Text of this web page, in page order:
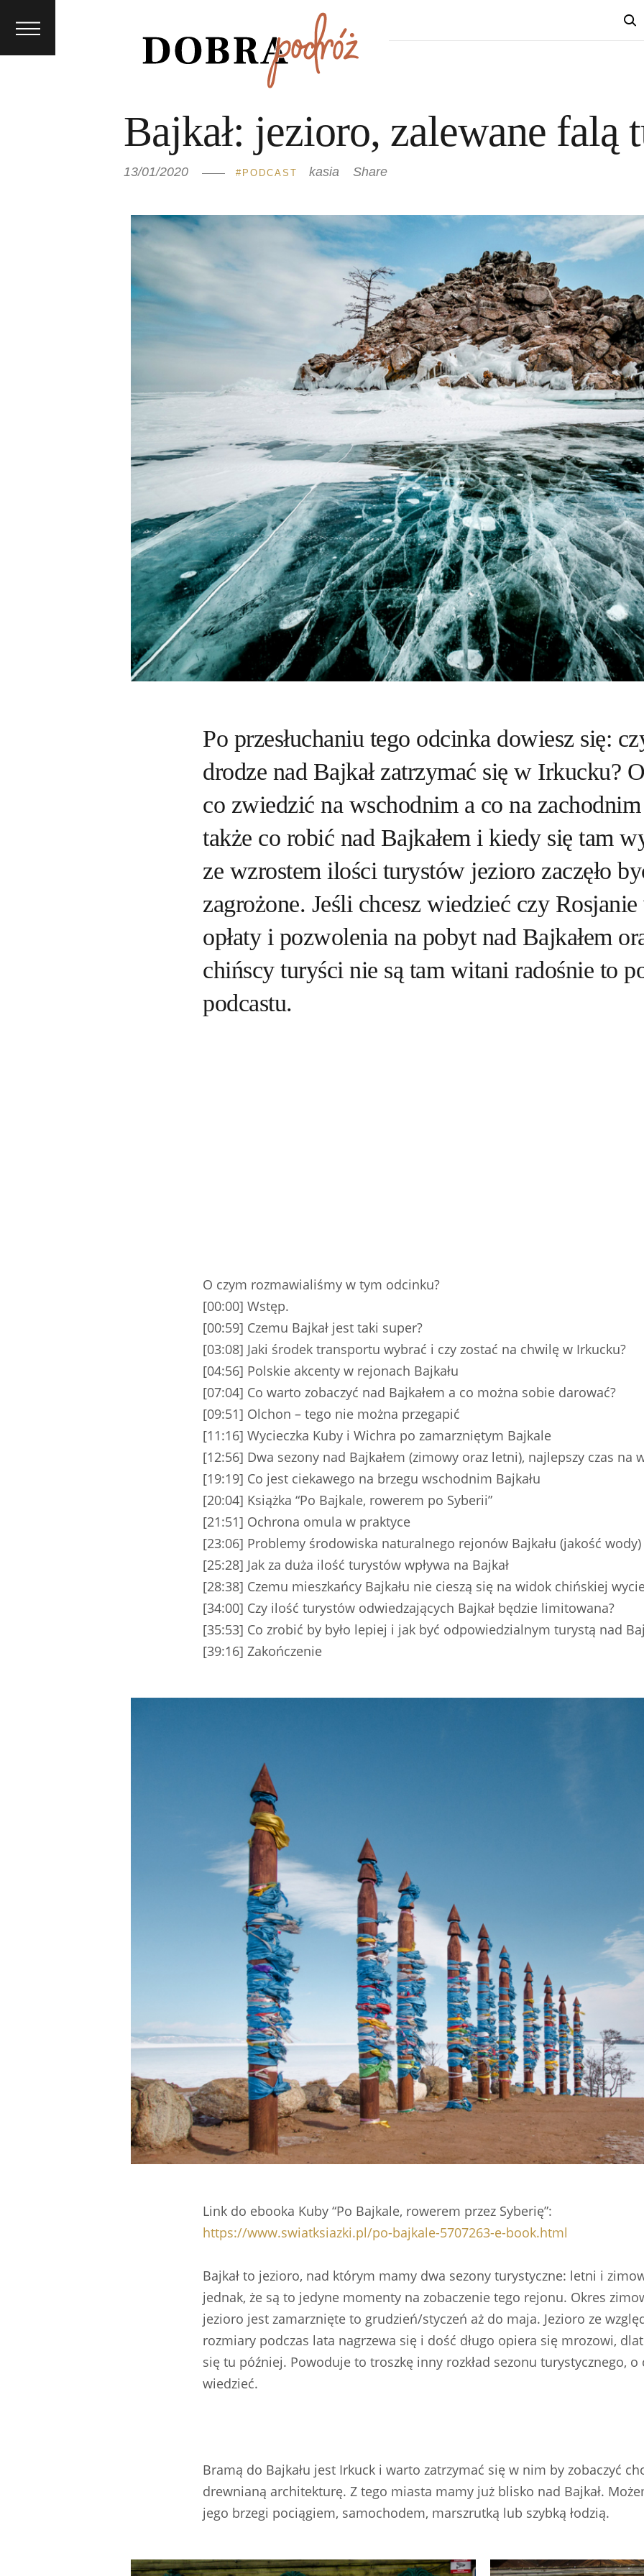
Bajkał: jezioro, zalewane falą
13/01/2020 PODCAST kasia Share
Po przesłuchaniu tego odcinka dowiesz się:
drodze nad Bajkał zatrzymać się w Irkucku?
co zwiedzić na wschodnim a co na
także co robić nad Bajkałem i kiedy się tam
ze wzrostem ilości turystów jezioro zaczęło
zagrożone. Jeśli chcesz wiedzieć czy
opłaty i pozwolenia na pobyt nad Bajkałem
chińscy turyści nie są tam witani radośnie to
podcastu.
O czym rozmawialiśmy w tym odcinku?
[00:00] Wstęp.
[00:59] Czemu Bajkał jest taki super?
[03:08] Jaki środek transportu wybrać i czy zostać na chwilę w Irkucku?
[04:56] Polskie akcenty w rejonach Bajkału
[07:04] Co warto zobaczyć nad Bajkałem a co można sobie darować?
[09:51] Olchon – tego nie można przegapić
[11:16] Wycieczka Kuby i Wichra po zamarzniętym Bajkale
[12:56] Dwa sezony nad Bajkałem (zimowy oraz letni), najlepszy czas na
[19:19] Co jest ciekawego na brzegu wschodnim Bajkału
[20:04] Książka “Po Bajkale, rowerem po Syberii”
[21:51] Ochrona omula w praktyce
[23:06] Problemy środowiska naturalnego rejonów Bajkału (jakość wody)
[25:28] Jak za duża ilość turystów wpływa na Bajkał
[28:38] Czemu mieszkańcy Bajkału nie cieszą się na widok chińskiej
[34:00] Czy ilość turystów odwiedzających Bajkał będzie limitowana?
[35:53] Co zrobić by było lepiej i jak być odpowiedzialnym turystą nad
[39:16] Zakończenie
Link do ebooka Kuby “Po Bajkale, rowerem przez Syberię”:
https://www.swiatksiazki.pl/po-bajkale-5707263-e-book.html
Bajkał to jezioro, nad którym mamy dwa sezony turystyczne: letni i
jednak, że są to jedyne momenty na zobaczenie tego rejonu. Okres
jezioro jest zamarznięte to grudzień/styczeń aż do maja. Jezioro ze
rozmiary podczas lata nagrzewa się i dość długo opiera się mrozowi,
się tu później. Powoduje to troszkę inny rozkład sezonu turystycznego, o
wiedzieć.
Bramą do Bajkału jest Irkuck i warto zatrzymać się w nim by zobaczyć
drewnianą architekturę. Z tego miasta mamy już blisko nad Bajkał.
jego brzegi pociągiem, samochodem, marszrutką lub szybką łodzią.